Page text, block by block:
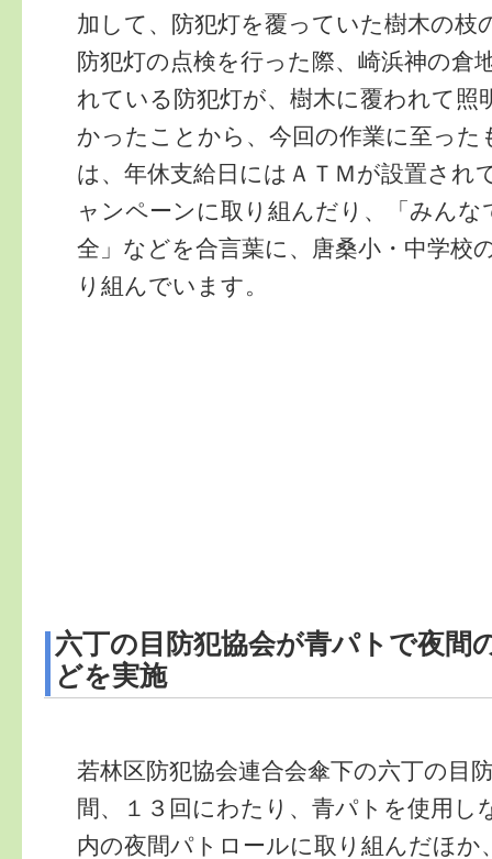
加して、防犯灯を覆っていた樹木の枝
防犯灯の点検を行った際、崎浜神の倉
れている防犯灯が、樹木に覆われて照
かったことから、今回の作業に至った
は、年休支給日にはＡＴＭが設置され
ャンペーンに取り組んだり、「みん
全」などを合言葉に、唐桑小・中学校
り組んでいます。
六丁の目防犯協会が青パトで夜間
どを実施
若林区防犯協会連合会傘下の六丁の目
間、１３回にわたり、青パトを使用し
内の夜間パトロールに取り組んだほか